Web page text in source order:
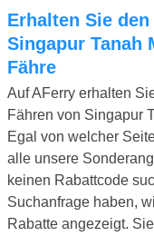
Erhalten Sie den besten Preis für Ihre
Singapur Tanah
Fähre
Auf AFerry erhalten
Fähren von Singapur
Egal von welcher
alle unsere
keinen Rabattcode
Suchanfrage haben,
Rabatte angezeigt.